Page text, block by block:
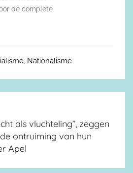
de complete
, Nationalisme
als vluchteling”, zeggen
ontruiming van hun
Apel